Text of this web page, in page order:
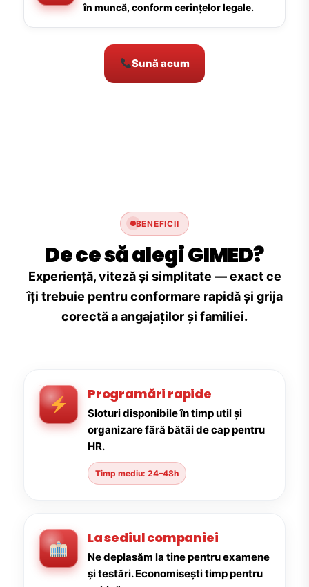
în muncă, conform cerințelor legale.
Sună acum
BENEFICII
De ce să alegi GIMED?
Experiență, viteză și simplitate — exact ce
îți trebuie pentru conformare rapidă și grija
corectă a angajaților și familiei.
Programări rapide
Sloturi disponibile în timp util și
organizare fără bătăi de cap pentru
HR.
Timp mediu: 24–48h
La sediul companiei
Ne deplasăm la tine pentru examene
și testări. Economisești timp pentru